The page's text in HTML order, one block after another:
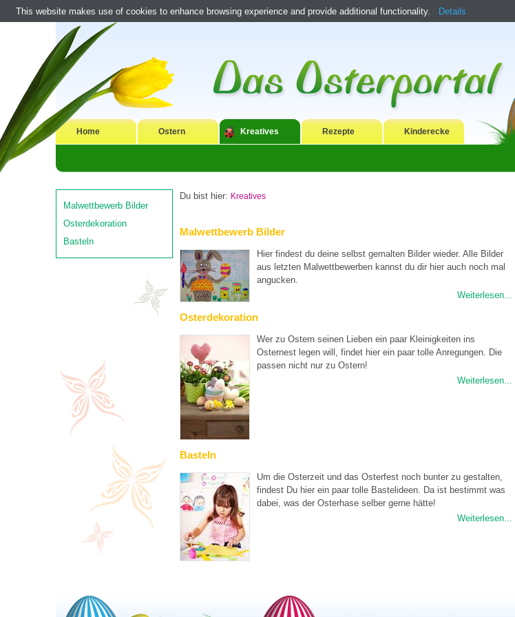
Home Ostern Kreatives Rezepte Kinderecke
Malwettbewerb Bilder
Osterdekoration
Basteln
Du bist hier: Kreatives
Malwettbewerb Bilder
Hier findest du deine selbst gemalten Bilder wieder. Alle Bilder
aus letzten Malwettbewerben kannst du dir hier auch noch mal
angucken.
Weiterlesen...
Osterdekoration
Wer zu Ostern seinen Lieben ein paar Kleinigkeiten ins
Osternest legen will, findet hier ein paar tolle Anregungen. Die
passen nicht nur zu Ostern!
Weiterlesen...
Basteln
Um die Osterzeit und das Osterfest noch bunter zu gestalten,
findest Du hier ein paar tolle Bastelideen. Da ist bestimmt was
dabei, was der Osterhase selber gerne hätte!
Weiterlesen...
This website makes use of cookies to enhance browsing experience and provide additional functionality. Details